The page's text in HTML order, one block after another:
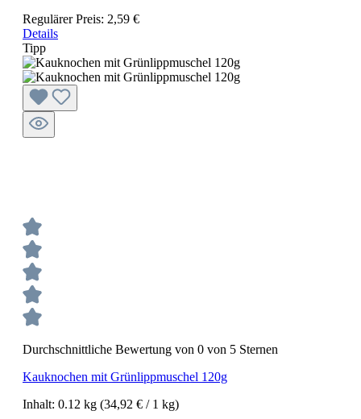
Regulärer Preis: 2,59 €
Details
Tipp
Durchschnittliche Bewertung von 0 von 5 Sternen
Kauknochen mit Grünlippmuschel 120g
Inhalt: 0.12 kg (34,92 € / 1 kg)